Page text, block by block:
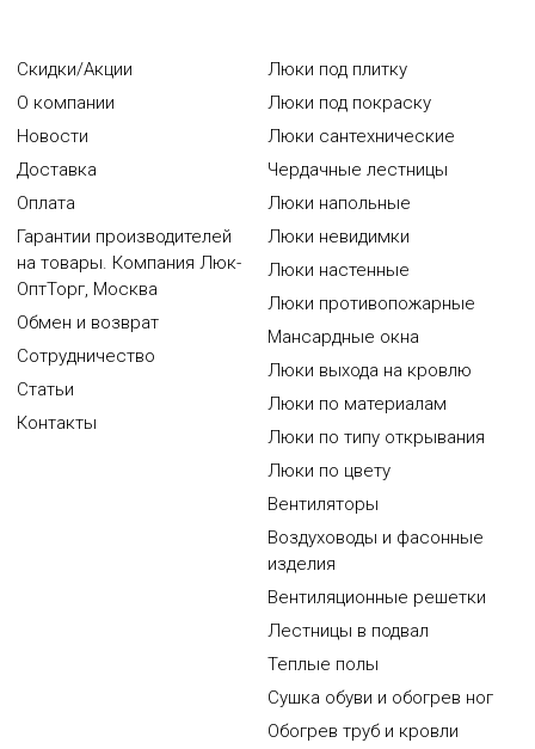
Скидки/Акции
О компании
Новости
Доставка
Оплата
Гарантии производителей
на товары. Компания Люк-
ОптТорг, Москва
Обмен и возврат
Сотрудничество
Статьи
Контакты
Люки под плитку
Люки под покраску
Люки сантехнические
Чердачные лестницы
Люки напольные
Люки невидимки
Люки настенные
Люки противопожарные
Мансардные окна
Люки выхода на кровлю
Люки по материалам
Люки по типу открывания
Люки по цвету
Вентиляторы
Воздуховоды и фасонные
изделия
Вентиляционные решетки
Лестницы в подвал
Теплые полы
Сушка обуви и обогрев ног
Обогрев труб и кровли